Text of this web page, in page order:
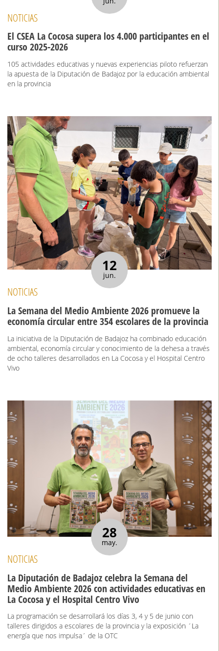
NOTICIAS
El CSEA La Cocosa supera los 4.000 participantes en el
curso 2025-2026
105 actividades educativas y nuevas experiencias piloto refuerzan
la apuesta de la Diputación de Badajoz por la educación ambiental
en la provincia
12
jun.
NOTICIAS
La Semana del Medio Ambiente 2026 promueve la
economía circular entre 354 escolares de la provincia
La iniciativa de la Diputación de Badajoz ha combinado educación
ambiental, economía circular y conocimiento de la dehesa a través
de ocho talleres desarrollados en La Cocosa y el Hospital Centro
Vivo
28
may.
NOTICIAS
La Diputación de Badajoz celebra la Semana del
Medio Ambiente 2026 con actividades educativas en
La Cocosa y el Hospital Centro Vivo
La programación se desarrollará los días 3, 4 y 5 de junio con
talleres dirigidos a escolares de la provincia y la exposición ´La
energía que nos impulsa´ de la OTC